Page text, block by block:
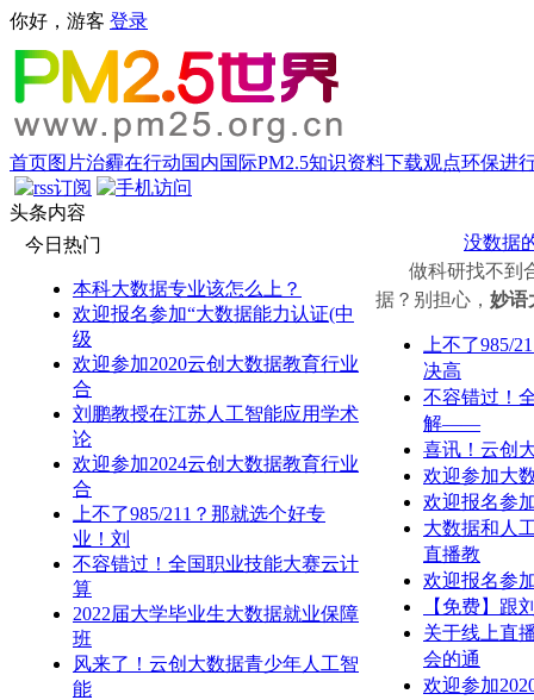
你好，游客 登录
首页图片治霾在行动国内国际PM2.5知识资料下载观点环保进
头条内容
今日热门
本科大数据专业该怎么上？
欢迎报名参加“大数据能力认证(中
级
欢迎参加2020云创大数据教育行业
合
刘鹏教授在江苏人工智能应用学术
论
欢迎参加2024云创大数据教育行业
合
上不了985/211？那就选个好专
业！刘
不容错过！全国职业技能大赛云计
算
2022届大学毕业生大数据就业保障
班
风来了！云创大数据青少年人工智
能
没数据
做科研找不到
据？别担心， 妙语
上不了985/
决高
不容错过！
解——
喜讯！云创
欢迎参加大
欢迎报名参
大数据和人
直播教
欢迎报名参
【免费】跟
关于线上直
会的通
欢迎参加